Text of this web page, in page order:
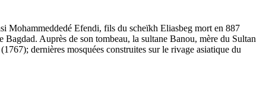
Mohammeddedé Efendi, fils du scheïkh Eliasbeg mort en 887
Auprès de son tombeau, la sultane Banou, mère du Sultan
dernières mosquées construites sur le rivage asiatique du